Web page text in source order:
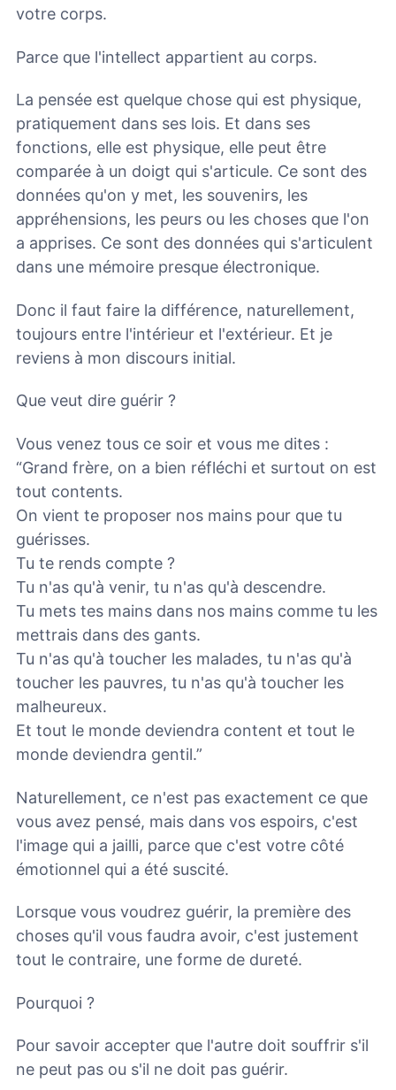
votre corps.
Parce que l'intellect appartient au corps.
La pensée est quelque chose qui est physique,
pratiquement dans ses lois. Et dans ses
fonctions, elle est physique, elle peut être
comparée à un doigt qui s'articule. Ce sont des
données qu'on y met, les souvenirs, les
appréhensions, les peurs ou les choses que l'on
a apprises. Ce sont des données qui s'articulent
dans une mémoire presque électronique.
Donc il faut faire la différence, naturellement,
toujours entre l'intérieur et l'extérieur. Et je
reviens à mon discours initial.
Que veut dire guérir ?
Vous venez tous ce soir et vous me dites :
“Grand frère, on a bien réfléchi et surtout on est
tout contents.
On vient te proposer nos mains pour que tu
guérisses.
Tu te rends compte ?
Tu n'as qu'à venir, tu n'as qu'à descendre.
Tu mets tes mains dans nos mains comme tu les
mettrais dans des gants.
Tu n'as qu'à toucher les malades, tu n'as qu'à
toucher les pauvres, tu n'as qu'à toucher les
malheureux.
Et tout le monde deviendra content et tout le
monde deviendra gentil.”
Naturellement, ce n'est pas exactement ce que
vous avez pensé, mais dans vos espoirs, c'est
l'image qui a jailli, parce que c'est votre côté
émotionnel qui a été suscité.
Lorsque vous voudrez guérir, la première des
choses qu'il vous faudra avoir, c'est justement
tout le contraire, une forme de dureté.
Pourquoi ?
Pour savoir accepter que l'autre doit souffrir s'il
ne peut pas ou s'il ne doit pas guérir.